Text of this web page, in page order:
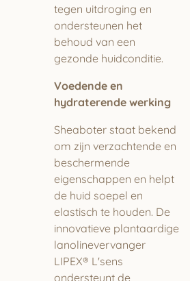
tegen uitdroging en
ondersteunen het
behoud van een
gezonde huidconditie.
Voedende en
hydraterende werking
Sheaboter staat bekend
om zijn verzachtende en
beschermende
eigenschappen en helpt
de huid soepel en
elastisch te houden. De
innovatieve plantaardige
lanolinevervanger
LIPEX® L'sens
ondersteunt de